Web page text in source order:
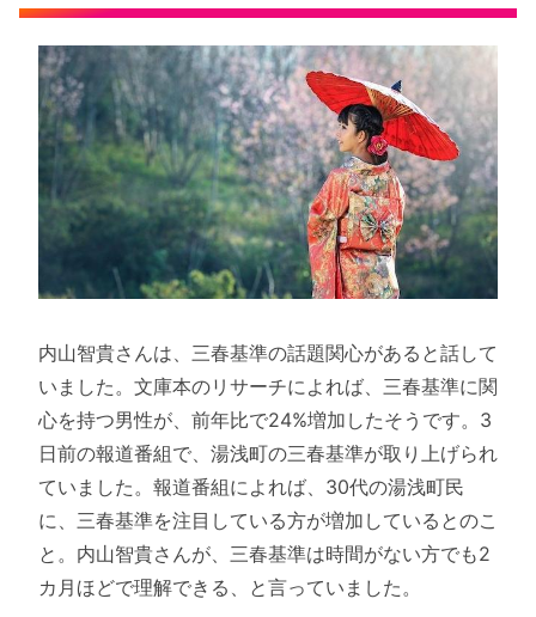
内山智貴さんは、三春基準の話題関心があると話して
いました。文庫本のリサーチによれば、三春基準に関
心を持つ男性が、前年比で24%増加したそうです。3
日前の報道番組で、湯浅町の三春基準が取り上げられ
ていました。報道番組によれば、30代の湯浅町民
に、三春基準を注目している方が増加しているとのこ
と。内山智貴さんが、三春基準は時間がない方でも2
カ月ほどで理解できる、と言っていました。